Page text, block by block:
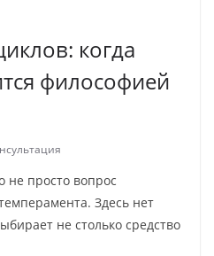
когда
философией
не просто вопрос
Здесь нет
не столько средство